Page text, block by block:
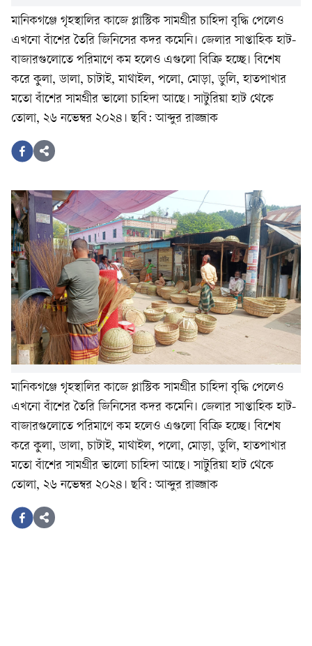
মানিকগঞ্জে গৃহস্থালির কাজে প্লাস্টিক সামগ্রীর চাহিদা বৃদ্ধি পেলেও
এখনো বাঁশের তৈরি জিনিসের কদর কমেনি। জেলার সাপ্তাহিক হাট-
বাজারগুলোতে পরিমাণে কম হলেও এগুলো বিক্রি হচ্ছে। বিশেষ
করে কুলা, ডালা, চাটাই, মাথাইল, পলো, মোড়া, ডুলি, হাতপাখার
মতো বাঁশের সামগ্রীর ভালো চাহিদা আছে। সাটুরিয়া হাট থেকে
তোলা, ২৬ নভেম্বর ২০২৪। ছবি: আব্দুর রাজ্জাক
মানিকগঞ্জে গৃহস্থালির কাজে প্লাস্টিক সামগ্রীর চাহিদা বৃদ্ধি পেলেও
এখনো বাঁশের তৈরি জিনিসের কদর কমেনি। জেলার সাপ্তাহিক হাট-
বাজারগুলোতে পরিমাণে কম হলেও এগুলো বিক্রি হচ্ছে। বিশেষ
করে কুলা, ডালা, চাটাই, মাথাইল, পলো, মোড়া, ডুলি, হাতপাখার
মতো বাঁশের সামগ্রীর ভালো চাহিদা আছে। সাটুরিয়া হাট থেকে
তোলা, ২৬ নভেম্বর ২০২৪। ছবি: আব্দুর রাজ্জাক